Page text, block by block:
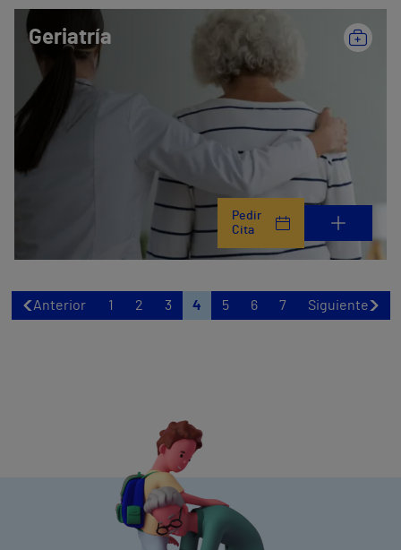
Geriatría
Pedir
Cita
Anterior 1 2 3 4 5 6 7 Siguiente